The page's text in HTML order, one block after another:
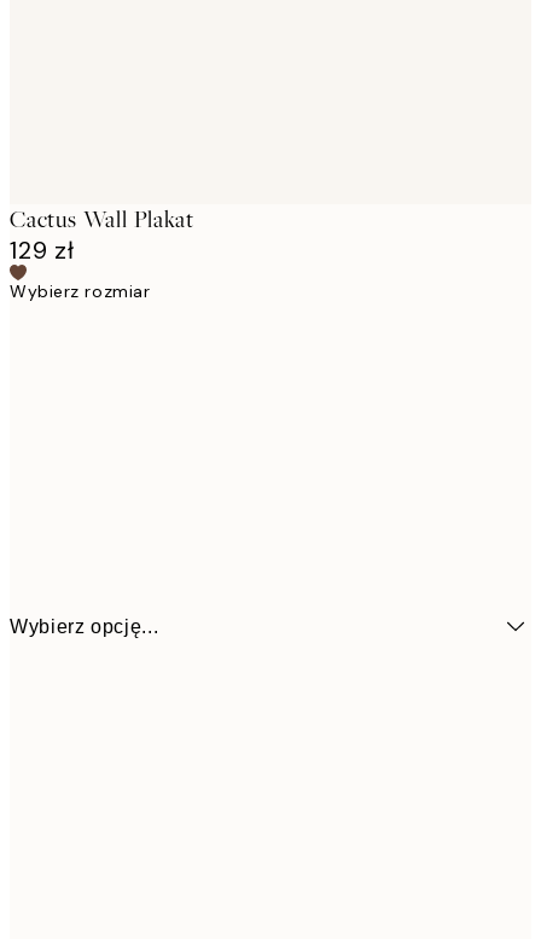
Cactus Wall Plakat
129 zł
Wybierz rozmiar
Wybierz opcję...